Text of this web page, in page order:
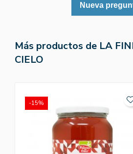
Nueva
Más productos de LA
CIELO
-15%